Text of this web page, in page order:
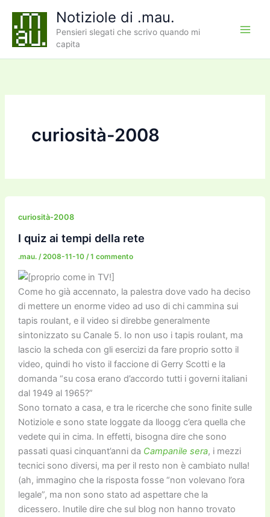
contenuto
Notiziole di .mau.
Pensieri slegati che scrivo quando mi
capita
curiosità-2008
curiosità-2008
I quiz ai tempi della rete
.mau. /2008-11-10 /1 commento
Come ho già accennato, la palestra dove vado ha deciso
di mettere un enorme video ad uso di chi cammina sui
tapis roulant, e il video si direbbe generalmente
sintonizzato su Canale 5. Io non uso i tapis roulant, ma
lascio la scheda con gli esercizi da fare proprio sotto il
video, quindi ho visto il faccione di Gerry Scotti e la
domanda “su cosa erano d’accordo tutti i governi italiani
dal 1949 al 1965?”
Sono tornato a casa, e tra le ricerche che sono finite sulle
Notiziole e sono state loggate da lloogg c’era quella che
vedete qui in cima. In effetti, bisogna dire che sono
passati quasi cinquant’anni da Campanile sera, i mezzi
tecnici sono diversi, ma per il resto non è cambiato nulla!
(ah, immagino che la risposta fosse “non volevano l’ora
legale”, ma non sono stato ad aspettare che la
dicessero. Inutile dire che sul blog non hanno trovato